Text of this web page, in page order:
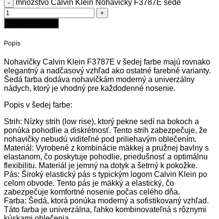
množstvo Calvin Klein Nohavičky F3787E šedé
Popis
Nohavičky Calvin Klein F3787E v šedej farbe majú rovnako
elegantný a nadčasový vzhľad ako ostatné farebné varianty.
Šedá farba dodáva nohavičkám moderný a univerzálny
nádych, ktorý je vhodný pre každodenné nosenie.
Popis v šedej farbe:
Strih: Nízky strih (low rise), ktorý pekne sedí na bokoch a
ponúka pohodlie a diskrétnosť. Tento strih zabezpečuje, že
nohavičky nebudú viditeľné pod priliehavým oblečením.
Materiál: Vyrobené z kombinácie mäkkej a pružnej bavlny s
elastanom, čo poskytuje pohodlie, priedušnosť a optimálnu
flexibilitu. Materiál je jemný na dotyk a šetrný k pokožke.
Pás: Široký elastický pás s typickým logom Calvin Klein po
celom obvode. Tento pás je mäkký a elastický, čo
zabezpečuje komfortné nosenie počas celého dňa.
Farba: Šedá, ktorá ponúka moderný a sofistikovaný vzhľad.
Táto farba je univerzálna, ľahko kombinovateľná s rôznymi